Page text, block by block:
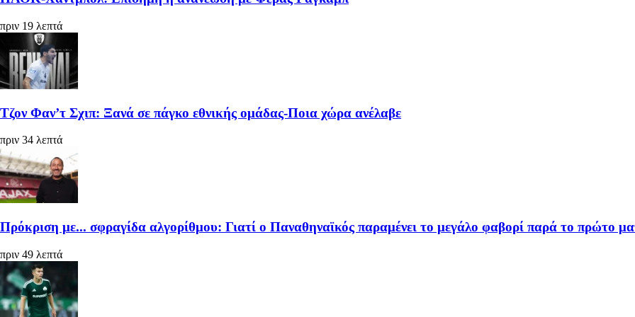
πριν 19 λεπτά
Τζον Φαν’τ Σχιπ: Ξανά σε πάγκο εθνικής ομάδας-Ποια χώρα ανέλαβε
πριν 34 λεπτά
Πρόκριση με... σφραγίδα αλγορίθμου: Γιατί ο Παναθηναϊκός παραμένει το μεγάλο φαβορί παρά το πρώτο
πριν 49 λεπτά